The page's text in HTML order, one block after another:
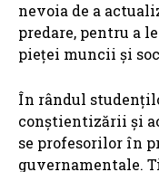
nevoia de a
predare, pentru a
pieței muncii și
În rândul
conștientizării și
se profesorilor în
guvernamentale.